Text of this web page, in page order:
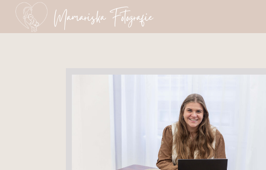
Mamariska Fotografie